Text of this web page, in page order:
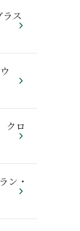
ス
クロ
・